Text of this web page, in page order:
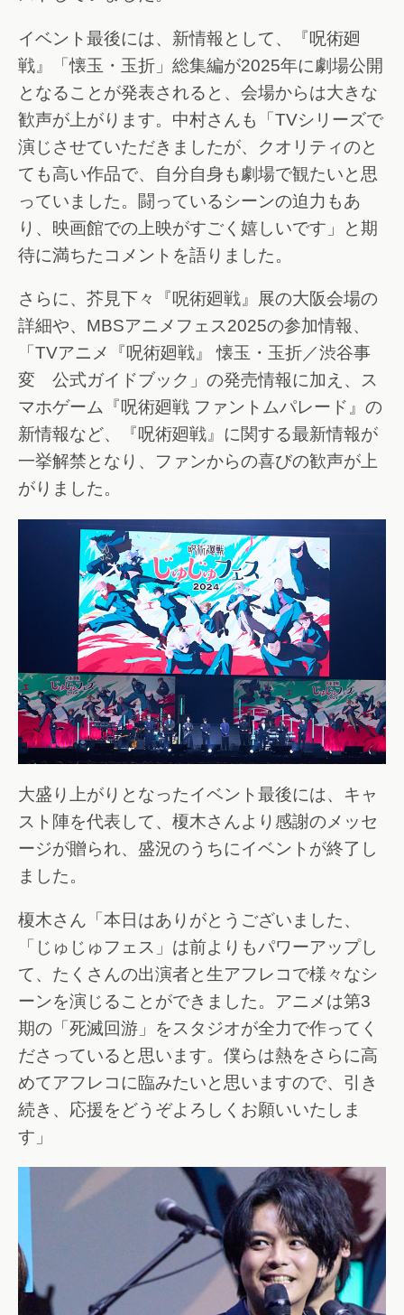
イベント最後には、新情報として、『呪術廻
戦』「懐玉・玉折」総集編が2025年に劇場公開
となることが発表されると、会場からは大きな
歓声が上がります。中村さんも「TVシリーズで
演じさせていただきましたが、クオリティのと
ても高い作品で、自分自身も劇場で観たいと思
っていました。闘っているシーンの迫力もあ
り、映画館での上映がすごく嬉しいです」と期
待に満ちたコメントを語りました。
さらに、芥見下々『呪術廻戦』展の大阪会場の
詳細や、MBSアニメフェス2025の参加情報、
「TVアニメ『呪術廻戦』 懐玉・玉折／渋谷事
変 公式ガイドブック」の発売情報に加え、ス
マホゲーム『呪術廻戦 ファントムパレード』の
新情報など、『呪術廻戦』に関する最新情報が
一挙解禁となり、ファンからの喜びの歓声が上
がりました。
大盛り上がりとなったイベント最後には、キャ
スト陣を代表して、榎木さんより感謝のメッセ
ージが贈られ、盛況のうちにイベントが終了し
ました。
榎木さん「本日はありがとうございました、
「じゅじゅフェス」は前よりもパワーアップし
て、たくさんの出演者と生アフレコで様々なシ
ーンを演じることができました。アニメは第3
期の「死滅回游」をスタジオが全力で作ってく
ださっていると思います。僕らは熱をさらに高
めてアフレコに臨みたいと思いますので、引き
続き、応援をどうぞよろしくお願いいたしま
す」